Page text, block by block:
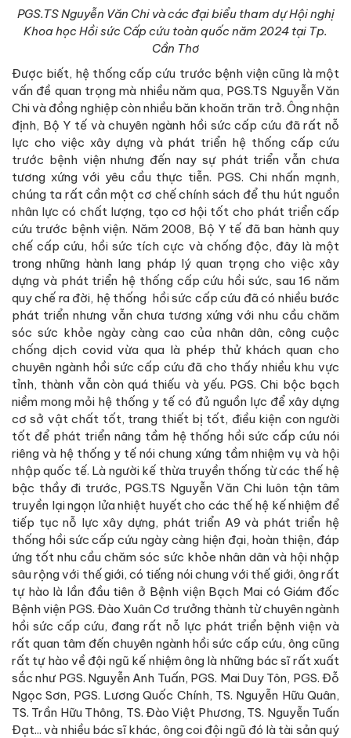
PGS.TS Nguyễn Văn Chi và các đại biểu tham dự Hội nghị
Khoa học Hồi sức Cấp cứu toàn quốc năm 2024 tại Tp.
Cần Thơ
Được biết, hệ thống cấp cứu trước bệnh viện cũng là một
vấn đề quan trọng mà nhiều năm qua, PGS.TS Nguyễn Văn
Chi và đồng nghiệp còn nhiều băn khoăn trăn trở. Ông nhận
định, Bộ Y tế và chuyên ngành hồi sức cấp cứu đã rất nỗ
lực cho việc xây dựng và phát triển hệ thống cấp cứu
trước bệnh viện nhưng đến nay sự phát triển vẫn chưa
tương xứng với yêu cầu thực tiễn. PGS. Chi nhấn mạnh,
chúng ta rất cần một cơ chế chính sách để thu hút nguồn
nhân lực có chất lượng, tạo cơ hội tốt cho phát triển cấp
cứu trước bệnh viện. Năm 2008, Bộ Y tế đã ban hành quy
chế cấp cứu, hồi sức tích cực và chống độc, đây là một
trong những hành lang pháp lý quan trọng cho việc xây
dựng và phát triển hệ thống cấp cứu hồi sức, sau 16 năm
quy chế ra đời, hệ thống hồi sức cấp cứu đã có nhiều bước
phát triển nhưng vẫn chưa tương xứng với nhu cầu chăm
sóc sức khỏe ngày càng cao của nhân dân, công cuộc
chống dịch covid vừa qua là phép thử khách quan cho
chuyên ngành hồi sức cấp cứu đã cho thấy nhiều khu vực
tỉnh, thành vẫn còn quá thiếu và yếu. PGS. Chi bộc bạch
niềm mong mỏi hệ thống y tế có đủ nguồn lực để xây dựng
cơ sở vật chất tốt, trang thiết bị tốt, điều kiện con người
tốt để phát triển nâng tầm hệ thống hồi sức cấp cứu nói
riêng và hệ thống y tế nói chung xứng tầm nhiệm vụ và hội
nhập quốc tế. Là người kế thừa truyền thống từ các thế hệ
bậc thầy đi trước, PGS.TS Nguyễn Văn Chi luôn tận tâm
truyền lại ngọn lửa nhiệt huyết cho các thế hệ kế nhiệm để
tiếp tục nỗ lực xây dựng, phát triển A9 và phát triển hệ
thống hồi sức cấp cứu ngày càng hiện đại, hoàn thiện, đáp
ứng tốt nhu cầu chăm sóc sức khỏe nhân dân và hội nhập
sâu rộng với thế giới, có tiếng nói chung với thế giới, ông rất
tự hào là lần đầu tiên ở Bệnh viện Bạch Mai có Giám đốc
Bệnh viện PGS. Đào Xuân Cơ trưởng thành từ chuyên ngành
hồi sức cấp cứu, đang rất nỗ lực phát triển bệnh viện và
rất quan tâm đến chuyên ngành hồi sức cấp cứu, ông cũng
rất tự hào về đội ngũ kế nhiệm ông là những bác sĩ rất xuất
sắc như PGS. Nguyễn Anh Tuấn, PGS. Mai Duy Tôn, PGS. Đỗ
Ngọc Sơn, PGS. Lương Quốc Chính, TS. Nguyễn Hữu Quân,
TS. Trần Hữu Thông, TS. Đào Việt Phương, TS. Nguyễn Tuấn
Đạt... và nhiều bác sĩ khác, ông coi đội ngũ đó là tài sản quý